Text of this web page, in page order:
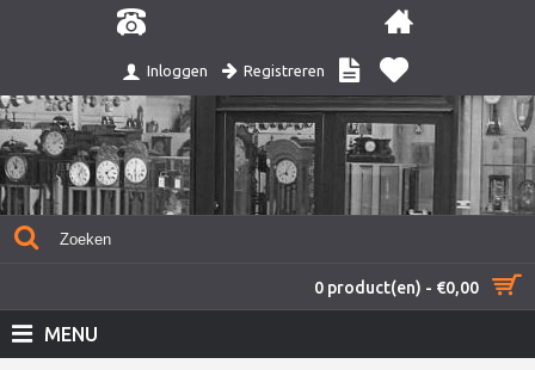
Inloggen Registreren
0 product(en) - €0,00
MENU